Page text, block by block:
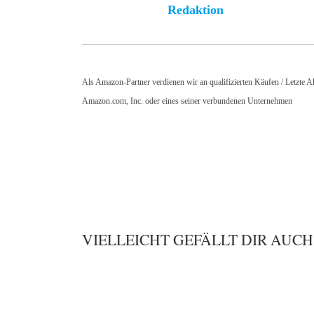
Redaktion
Als Amazon-Partner verdienen wir an qualifizierten Käufen / Letzte
Amazon.com, Inc. oder eines seiner verbundenen Unternehmen
VIELLEICHT GEFÄLLT DIR AUCH